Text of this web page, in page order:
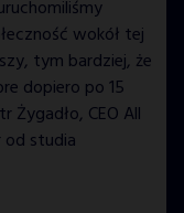
wokół tej
tym bardziej, że
dopiero po 15
Żygadło, CEO All
od studia